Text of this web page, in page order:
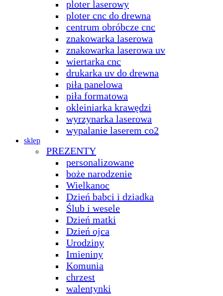
ploter laserowy
ploter cnc do drewna
centrum obróbcze cnc
znakowarka laserowa
znakowarka laserowa uv
wiertarka cnc
drukarka uv do drewna
piła panelowa
piła formatowa
okleiniarka krawędzi
wyrzynarka laserowa
wypalanie laserem co2
sklep
PREZENTY
personalizowane
boże narodzenie
Wielkanoc
Dzień babci i dziadka
Ślub i wesele
Dzień matki
Dzień ojca
Urodziny
Imieniny
Komunia
chrzest
walentynki